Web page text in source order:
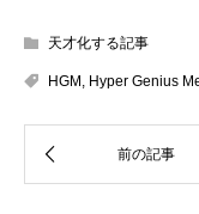
天才化する記事
HGM , Hyper Genius